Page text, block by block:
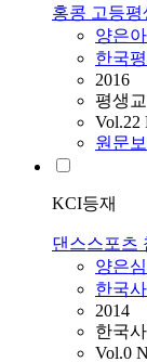
홍콩 고등
양은아
한국
2016
평생
Vol.22
원문보
KCI등재
댄스스포츠
양은
한국
2014
한국
Vol.0